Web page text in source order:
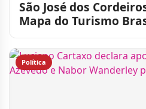
São José dos
Mapa do Turismo
Política